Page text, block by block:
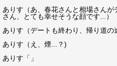
ありす（あ、春花さんと相場さん
さん、とても幸せそうな顔です...）
ありす（デートも終わり、帰り道の
ありす（え、煙...？)
ありす「」